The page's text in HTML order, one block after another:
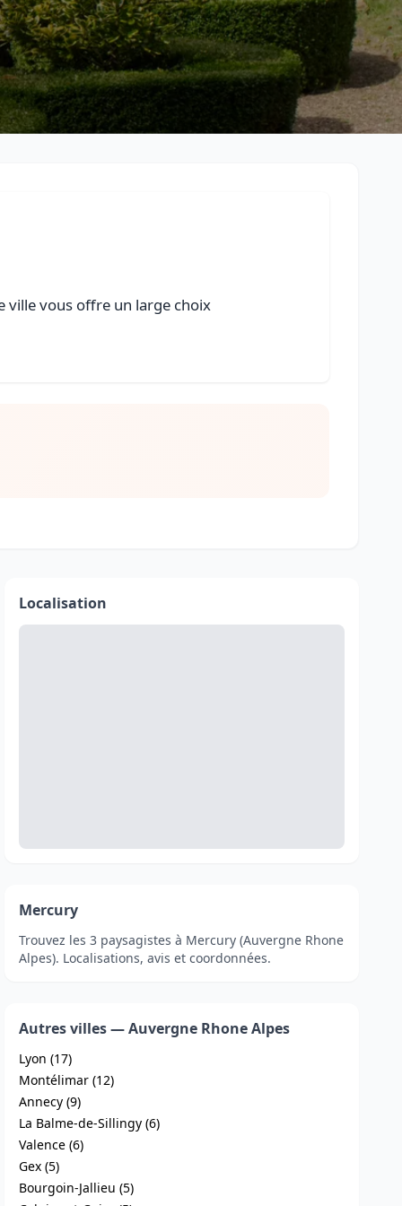
ville vous offre un large choix
Localisation
Mercury
Trouvez les 3 paysagistes à Mercury (Auvergne Rhone
Alpes). Localisations, avis et coordonnées.
Autres villes — Auvergne Rhone Alpes
Lyon (17)
Montélimar (12)
Annecy (9)
La Balme-de-Sillingy (6)
Valence (6)
Gex (5)
Bourgoin-Jallieu (5)